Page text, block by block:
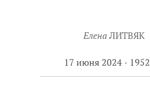
Елена ЛИТВЯК
17 июня 2024 1952